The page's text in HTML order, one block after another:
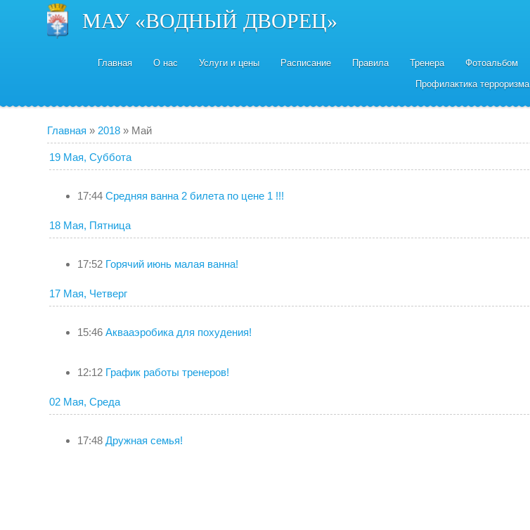
МАУ «ВОДНЫЙ ДВОРЕЦ»
Главная О нас Услуги и цены Расписание Правила Тренера Фотоальбом
Профилактика терроризма
Главная » 2018 » Май
19 Мая, Суббота
17:44 Средняя ванна 2 билета по цене 1 !!!
18 Мая, Пятница
17:52 Горячий июнь малая ванна!
17 Мая, Четверг
15:46 Аквааэробика для похудения!
12:12 График работы тренеров!
02 Мая, Среда
17:48 Дружная семья!